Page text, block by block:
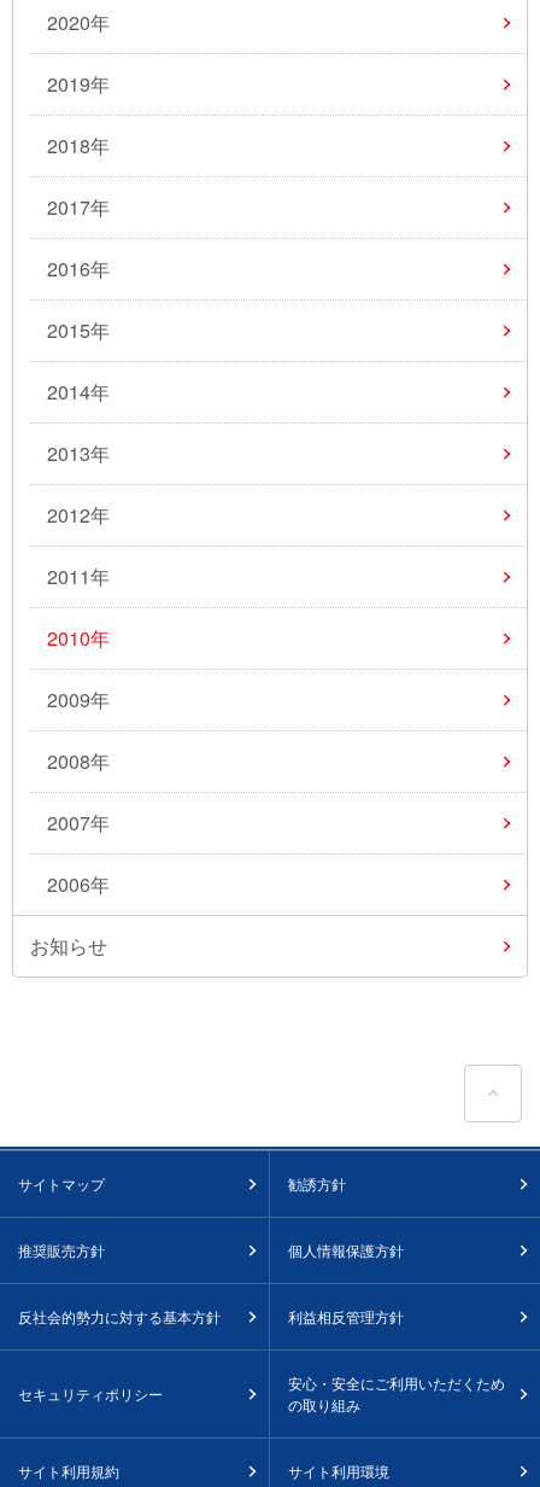
2020年
2019年
2018年
2017年
2016年
2015年
2014年
2013年
2012年
2011年
2010年
2009年
2008年
2007年
2006年
お知らせ
ペ
サイトマップ 勧誘方針
推奨販売方針 個人情報保護方針
反社会的勢力に対する基本方針 利益相反管理方針
セキュリティポリシー
安心・安全にご利用いただくため
の取り組み
サイト利用規約 サイト利用環境